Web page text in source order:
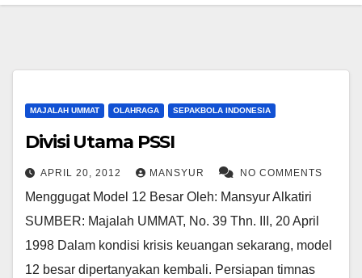
MAJALAH UMMAT OLAHRAGA SEPAKBOLA INDONESIA
Divisi Utama PSSI
APRIL 20, 2012 MANSYUR NO COMMENTS
Menggugat Model 12 Besar Oleh: Mansyur Alkatiri
SUMBER: Majalah UMMAT, No. 39 Thn. III, 20 April
1998 Dalam kondisi krisis keuangan sekarang, model
12 besar dipertanyakan kembali. Persiapan timnas